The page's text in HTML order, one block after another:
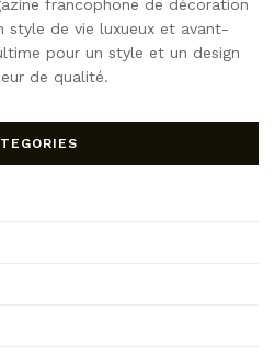
francophone de décoration
style de vie luxueux et avant-
pour un style et un design
de qualité.